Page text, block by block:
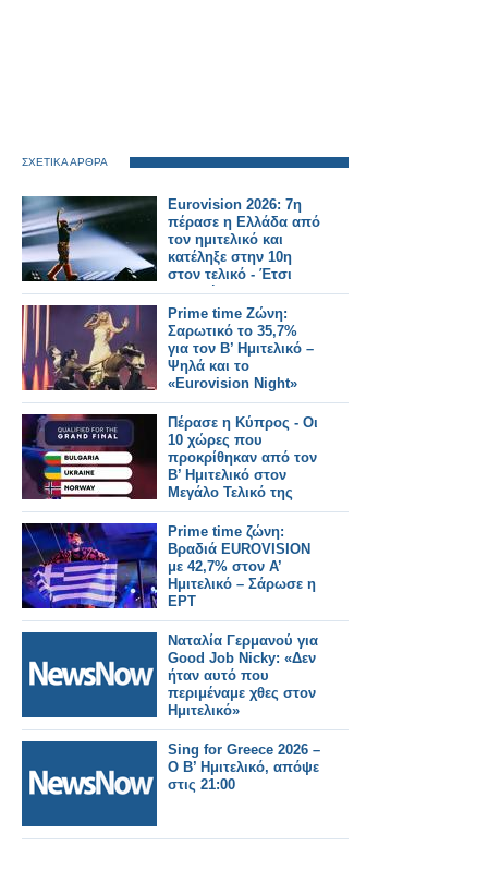
ΣΧΕΤΙΚΑ ΑΡΘΡΑ
Eurovision 2026: 7η
πέρασε η Ελλάδα από
τον ημιτελικό και
κατέληξε στην 10η
στον τελικό - Έτσι
μας ψήφισαν
Prime time Ζώνη:
Σαρωτικό το 35,7%
για τον Β’ Ημιτελικό –
Ψηλά και το
«Eurovision Night»
Πέρασε η Κύπρος - Οι
10 χώρες που
προκρίθηκαν από τον
Β’ Ημιτελικό στον
Μεγάλο Τελικό της
Eurovision 2026!
Prime time ζώνη:
Βραδιά EUROVISION
με 42,7% στον Α’
Ημιτελικό – Σάρωσε η
ΕΡΤ
Ναταλία Γερμανού για
Good Job Nicky: «Δεν
ήταν αυτό που
περιμέναμε χθες στον
Ημιτελικό»
Sing for Greece 2026 –
Ο Β’ Ημιτελικό, απόψε
στις 21:00